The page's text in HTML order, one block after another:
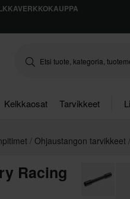
Kelkkaosat Tarvikkeet
Ohjaustangon tarvikkeet
Racing